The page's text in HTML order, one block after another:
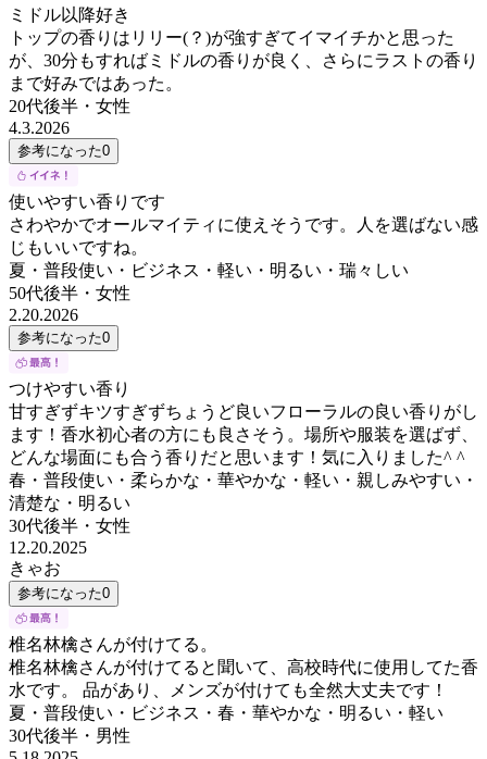
ミドル以降好き
トップの香りはリリー(？)が強すぎてイマイチかと思った
が、30分もすればミドルの香りが良く、さらにラストの香り
まで好みではあった。
20代後半 ・ 女性
4.3.2026
参考になった0
使いやすい香りです
さわやかでオールマイティに使えそうです。人を選ばない感
じもいいですね。
夏・普段使い・ビジネス・軽い・明るい・瑞々しい
50代後半 ・ 女性
2.20.2026
参考になった0
つけやすい香り
甘すぎずキツすぎずちょうど良いフローラルの良い香りがし
ます！香水初心者の方にも良さそう。場所や服装を選ばず、
どんな場面にも合う香りだと思います！気に入りました^ ^
春・普段使い・柔らかな・華やかな・軽い・親しみやすい・
清楚な・明るい
30代後半 ・ 女性
12.20.2025
きゃお
参考になった0
椎名林檎さんが付けてる。
椎名林檎さんが付けてると聞いて、高校時代に使用してた香
水です。 品があり、メンズが付けても全然大丈夫です！
夏・普段使い・ビジネス・春・華やかな・明るい・軽い
30代後半 ・ 男性